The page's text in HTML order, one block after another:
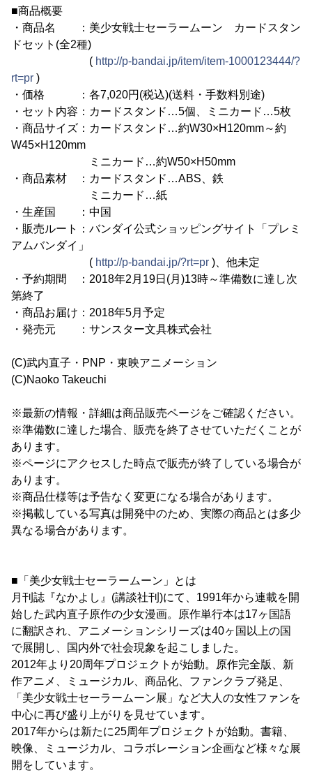
■商品概要
・商品名 ：美少女戦士セーラームーン カードスタン
ドセット(全2種)
( http://p-bandai.jp/item/item-1000123444/?
rt=pr )
・価格 ：各7,020円(税込)(送料・手数料別途)
・セット内容：カードスタンド…5個、ミニカード…5枚
・商品サイズ：カードスタンド…約W30×H120mm～約
W45×H120mm
ミニカード…約W50×H50mm
・商品素材 ：カードスタンド…ABS、鉄
ミニカード…紙
・生産国 ：中国
・販売ルート：バンダイ公式ショッピングサイト「プレミ
アムバンダイ」
( http://p-bandai.jp/?rt=pr )、他未定
・予約期間 ：2018年2月19日(月)13時～準備数に達し次
第終了
・商品お届け：2018年5月予定
・発売元 ：サンスター文具株式会社
(C)武内直子・PNP・東映アニメーション
(C)Naoko Takeuchi
※最新の情報・詳細は商品販売ページをご確認ください。
※準備数に達した場合、販売を終了させていただくことが
あります。
※ページにアクセスした時点で販売が終了している場合が
あります。
※商品仕様等は予告なく変更になる場合があります。
※掲載している写真は開発中のため、実際の商品とは多少
異なる場合があります。
■「美少女戦士セーラームーン」とは
月刊誌『なかよし』(講談社刊)にて、1991年から連載を開
始した武内直子原作の少女漫画。原作単行本は17ヶ国語
に翻訳され、アニメーションシリーズは40ヶ国以上の国
で展開し、国内外で社会現象を起こしました。
2012年より20周年プロジェクトが始動。原作完全版、新
作アニメ、ミュージカル、商品化、ファンクラブ発足、
「美少女戦士セーラームーン展」など大人の女性ファンを
中心に再び盛り上がりを見せています。
2017年からは新たに25周年プロジェクトが始動。書籍、
映像、ミュージカル、コラボレーション企画など様々な展
開をしています。